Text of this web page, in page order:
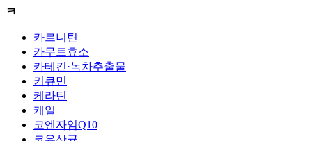
ㅋ
카르니틴
카무트효소
카테킨·녹차추출물
커큐민
케라틴
케일
코엔자임Q10